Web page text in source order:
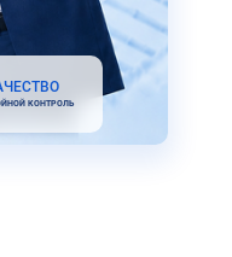
КОНТРОЛЬ